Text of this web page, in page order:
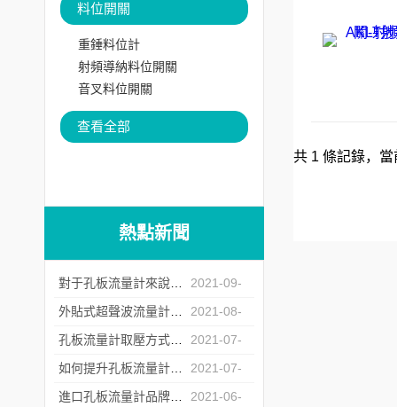
料位開關
重錘料位計
射頻導納料位開關
音叉料位開關
查看全部
熱點新聞
2021-09-
07
2021-08-
20
2021-07-
23
2021-07-
06
2021-06-
共 1 條記錄，